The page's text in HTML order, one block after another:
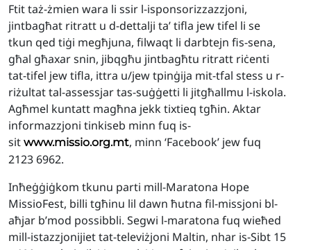
Ftit taż-żmien wara li ssir l-isponsorizzazzjoni,
jintbagħat ritratt u d-dettalji ta’ tifla jew tifel li se
tkun qed tiġi megħjuna, filwaqt li darbtejn fis-sena,
għal għaxar snin, jibqgħu jintbagħtu ritratt riċenti
tat-tifel jew tifla, ittra u/jew tpinġija mit-tfal stess u r-
riżultat tal-assessjar tas-suġġetti li jitgħallmu l-iskola.
Agħmel kuntatt magħna jekk tixtieq tgħin. Aktar
informazzjoni tinkiseb minn fuq is-
sit www.missio.org.mt, minn ‘Facebook’ jew fuq
2123 6962.
Inħeġġiġkom tkunu parti mill-Maratona Hope
MissioFest, billi tgħinu lil dawn ħutna fil-missjoni bl-
aħjar b’mod possibbli. Segwi l-maratona fuq wieħed
mill-istazzjonijiet tat-televiżjoni Maltin, nhar is-Sibt 15